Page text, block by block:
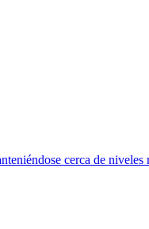
cerca de niveles